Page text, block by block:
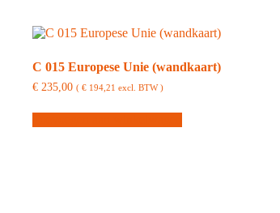
C 015 Europese Unie (wandkaart)
€235,00 ( €194,21 excl. BTW )